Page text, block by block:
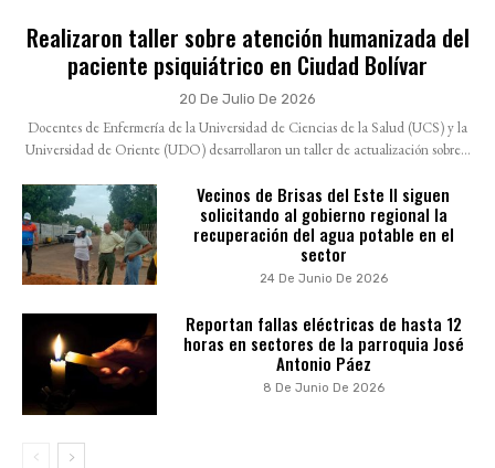
Realizaron taller sobre atención humanizada del
paciente psiquiátrico en Ciudad Bolívar
20 De Julio De 2026
Docentes de Enfermería de la Universidad de Ciencias de la Salud (UCS) y la
Universidad de Oriente (UDO) desarrollaron un taller de actualización sobre...
Vecinos de Brisas del Este II siguen
solicitando al gobierno regional la
recuperación del agua potable en el
sector
24 De Junio De 2026
Reportan fallas eléctricas de hasta 12
horas en sectores de la parroquia José
Antonio Páez
8 De Junio De 2026